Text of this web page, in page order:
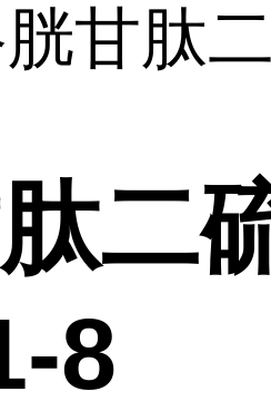
甘肽
二
8